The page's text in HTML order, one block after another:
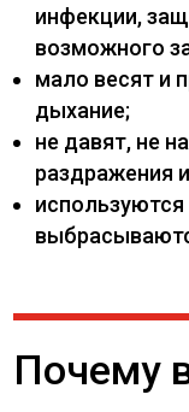
инфекции,
возможного
мало весят и
дыхание;
не давят, не
раздражения
используются
Почему